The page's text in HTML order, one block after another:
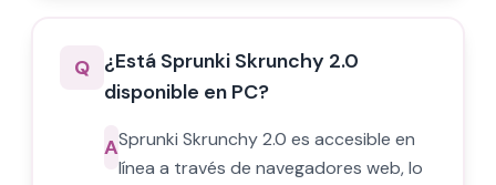
Q ¿Está Sprunki Skrunchy 2.0
disponible en PC?
ASprunki Skrunchy 2.0 es accesible en
línea a través de navegadores web, lo